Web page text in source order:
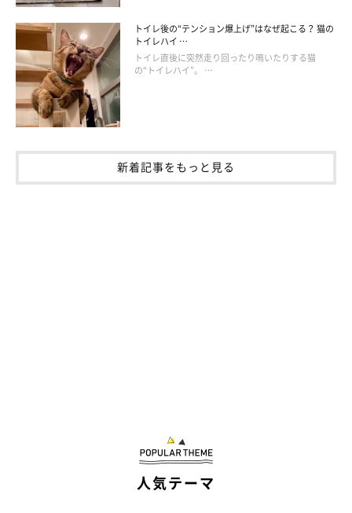
トイレ後の“テンション爆上げ”はなぜ起こる？ 猫の
トイレハイ …
トイレ直後に突然走り回ったり鳴いたりする猫
の“トイレハイ”。 …
新着記事をもっと見る
人気テーマ